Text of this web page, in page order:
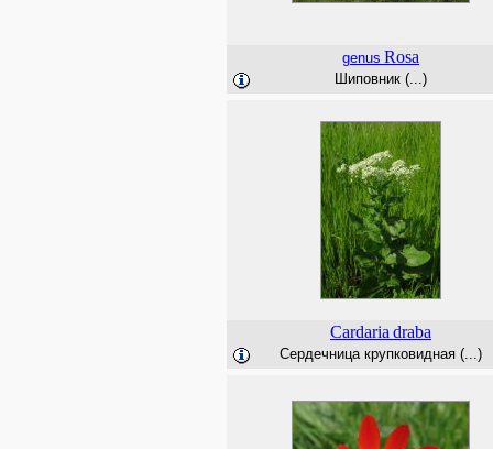
genus Rosa
Шиповник (...)
Cardaria draba
Сердечница крупковидная (...)